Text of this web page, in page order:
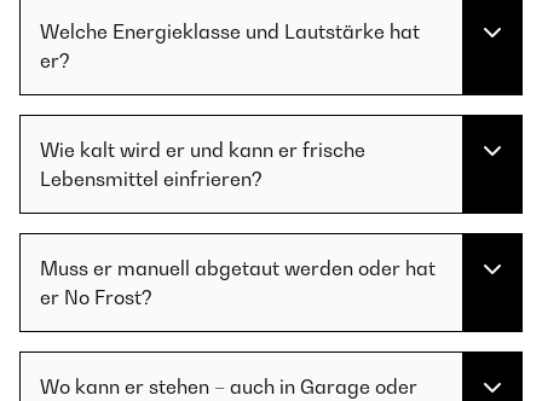
Welche Energieklasse und Lautstärke hat
er?
Wie kalt wird er und kann er frische
Lebensmittel einfrieren?
Muss er manuell abgetaut werden oder hat
er No Frost?
Wo kann er stehen – auch in Garage oder